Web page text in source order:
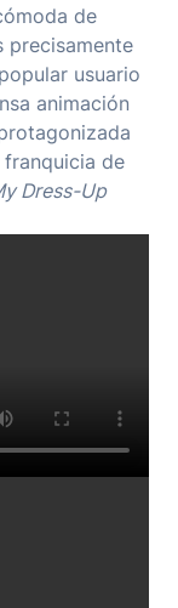
de
precisamente
usuario
animación
franquicia de
Dress-Up